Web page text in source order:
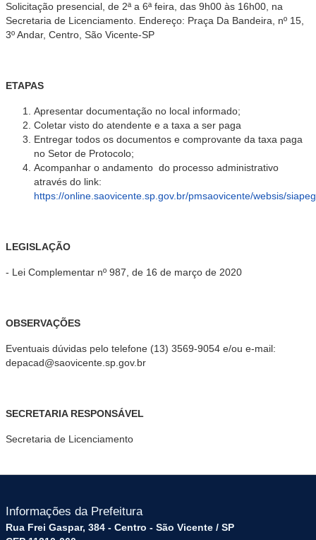
Solicitação presencial, de 2ª a 6ª feira, das 9h00 às 16h00, na
Secretaria de Licenciamento. Endereço: Praça Da Bandeira, nº 15,
3º Andar, Centro, São Vicente-SP
ETAPAS
Apresentar documentação no local informado;
Coletar visto do atendente e a taxa a ser paga
Entregar todos os documentos e comprovante da taxa paga
no Setor de Protocolo;
Acompanhar o andamento do processo administrativo
através do link:
https://online.saovicente.sp.gov.br/pmsaovicente/websis/
LEGISLAÇÃO
- Lei Complementar nº 987, de 16 de março de 2020
OBSERVAÇÕES
Eventuais dúvidas pelo telefone (13) 3569-9054 e/ou e-mail:
depacad@saovicente.sp.gov.br
SECRETARIA RESPONSÁVEL
Secretaria de Licenciamento
Informações da Prefeitura
Rua Frei Gaspar, 384 - Centro - São Vicente / SP